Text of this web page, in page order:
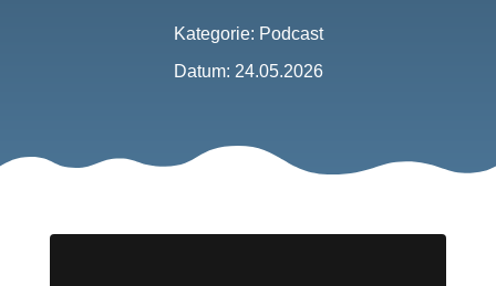
Kategorie: Podcast
Datum: 24.05.2026